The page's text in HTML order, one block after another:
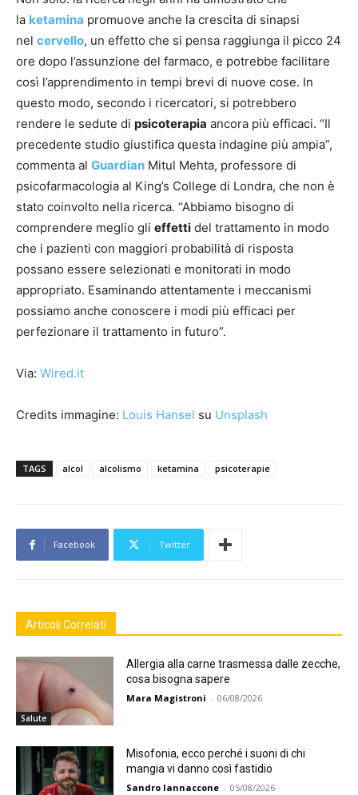
la ketamina promuove anche la crescita di sinapsi
nel cervello, un effetto che si pensa raggiunga il picco 24
ore dopo l’assunzione del farmaco, e potrebbe facilitare
così l’apprendimento in tempi brevi di nuove cose. In
questo modo, secondo i ricercatori, si potrebbero
rendere le sedute di psicoterapia ancora più efficaci. “Il
precedente studio giustifica questa indagine più ampia”,
commenta al Guardian Mitul Mehta, professore di
psicofarmacologia al King’s College di Londra, che non è
stato coinvolto nella ricerca. “Abbiamo bisogno di
comprendere meglio gli effetti del trattamento in modo
che i pazienti con maggiori probabilità di risposta
possano essere selezionati e monitorati in modo
appropriato. Esaminando attentamente i meccanismi
possiamo anche conoscere i modi più efficaci per
perfezionare il trattamento in futuro”.
Via: Wired.it
Credits immagine: Louis Hansel su Unsplash
TAGS alcol alcolismo ketamina psicoterapie
Facebook Twitter
Articoli Correlati
Salute
Allergia alla carne trasmessa dalle zecche,
cosa bisogna sapere
Mara Magistroni - 06/08/2026
Misofonia, ecco perché i suoni di chi
mangia vi danno così fastidio
Sandro Iannaccone - 05/08/2026